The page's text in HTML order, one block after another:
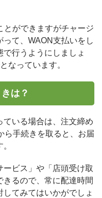
とができますがチャージ
て、WAON支払いをし
行うようにしましょ
なっています。
は？
いる場合は、注文締め
ら手続きを取ると、お届
ービス」や「店頭受け取
きるので、常に配達時間
てみてはいかがでしょ